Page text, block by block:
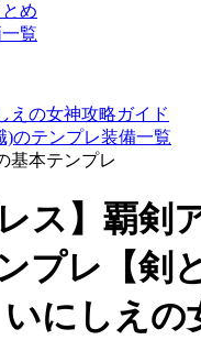
め
覧
えの女神攻略ガイド
)のテンプレ装備一覧
基本テンプレ
レス】覇剣
プレ【剣
にしえの